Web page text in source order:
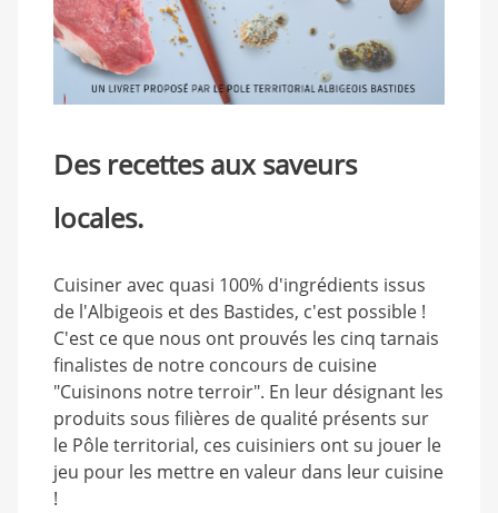
Des recettes aux saveurs
locales.
Cuisiner avec quasi 100% d'ingrédients issus
de l'Albigeois et des Bastides, c'est possible !
C'est ce que nous ont prouvés les cinq tarnais
finalistes de notre concours de cuisine
"Cuisinons notre terroir". En leur désignant les
produits sous filières de qualité présents sur
le Pôle territorial, ces cuisiniers ont su jouer le
jeu pour les mettre en valeur dans leur cuisine
!